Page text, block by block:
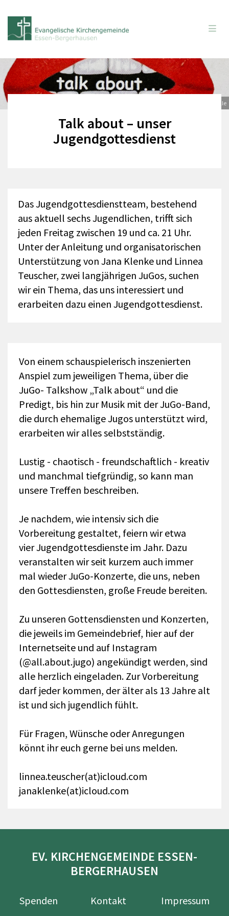
© Bille
Talk about – unser
Jugendgottesdienst
Das Jugendgottesdienstteam, bestehend
aus aktuell sechs Jugendlichen, trifft sich
jeden Freitag zwischen 19 und ca. 21 Uhr.
Unter der Anleitung und organisatorischen
Unterstützung von Jana Klenke und Linnea
Teuscher, zwei langjährigen JuGos, suchen
wir ein Thema, das uns interessiert und
erarbeiten dazu einen Jugendgottesdienst.
Von einem schauspielerisch inszenierten
Anspiel zum jeweiligen Thema, über die
JuGo- Talkshow „Talk about“ und die
Predigt, bis hin zur Musik mit der JuGo-Band,
die durch ehemalige Jugos unterstützt wird,
erarbeiten wir alles selbstständig.
Lustig - chaotisch - freundschaftlich - kreativ
und manchmal tiefgründig, so kann man
unsere Treffen beschreiben.
Je nachdem, wie intensiv sich die
Vorbereitung gestaltet, feiern wir etwa
vier Jugendgottesdienste im Jahr. Dazu
veranstalten wir seit kurzem auch immer
mal wieder JuGo-Konzerte, die uns, neben
den Gottesdiensten, große Freude bereiten.
Zu unseren Gottensdiensten und Konzerten,
die jeweils im Gemeindebrief, hier auf der
Internetseite und auf Instagram
(@all.about.jugo) angekündigt werden, sind
alle herzlich eingeladen. Zur Vorbereitung
darf jeder kommen, der älter als 13 Jahre alt
ist und sich jugendlich fühlt.
Für Fragen, Wünsche oder Anregungen
könnt ihr euch gerne bei uns melden.
linnea.teuscher(at)icloud.com
janaklenke(at)icloud.com
EV. KIRCHENGEMEINDE ESSEN-
BERGERHAUSEN
Spenden Kontakt Impressum